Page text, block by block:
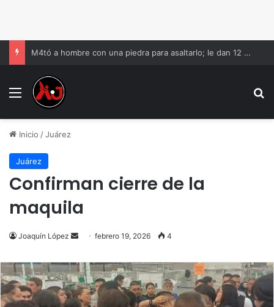
M4tó a hombre con una piedra para asaltarlo; le dan 12 años de cárcel
Menu
Inicio /Juárez
Juárez
Confirman cierre de la
maquila
Joaquín López
Send
email
febrero 19, 2026 4